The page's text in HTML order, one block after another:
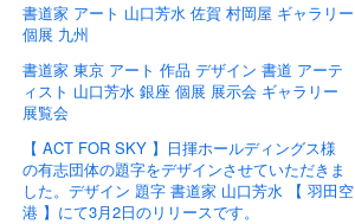
書道家 アート 山口芳水 佐賀 村岡屋 ギャラリー
個展 九州
書道家 東京 アート 作品 デザイン 書道 アーテ
ィスト 山口芳水 銀座 個展 展示会 ギャラリー
展覧会
【 ACT FOR SKY 】日揮ホールディングス様
の有志団体の題字をデザインさせていただきま
した。デザイン 題字 書道家 山口芳水 【 羽田空
港 】にて3月2日のリリースです。